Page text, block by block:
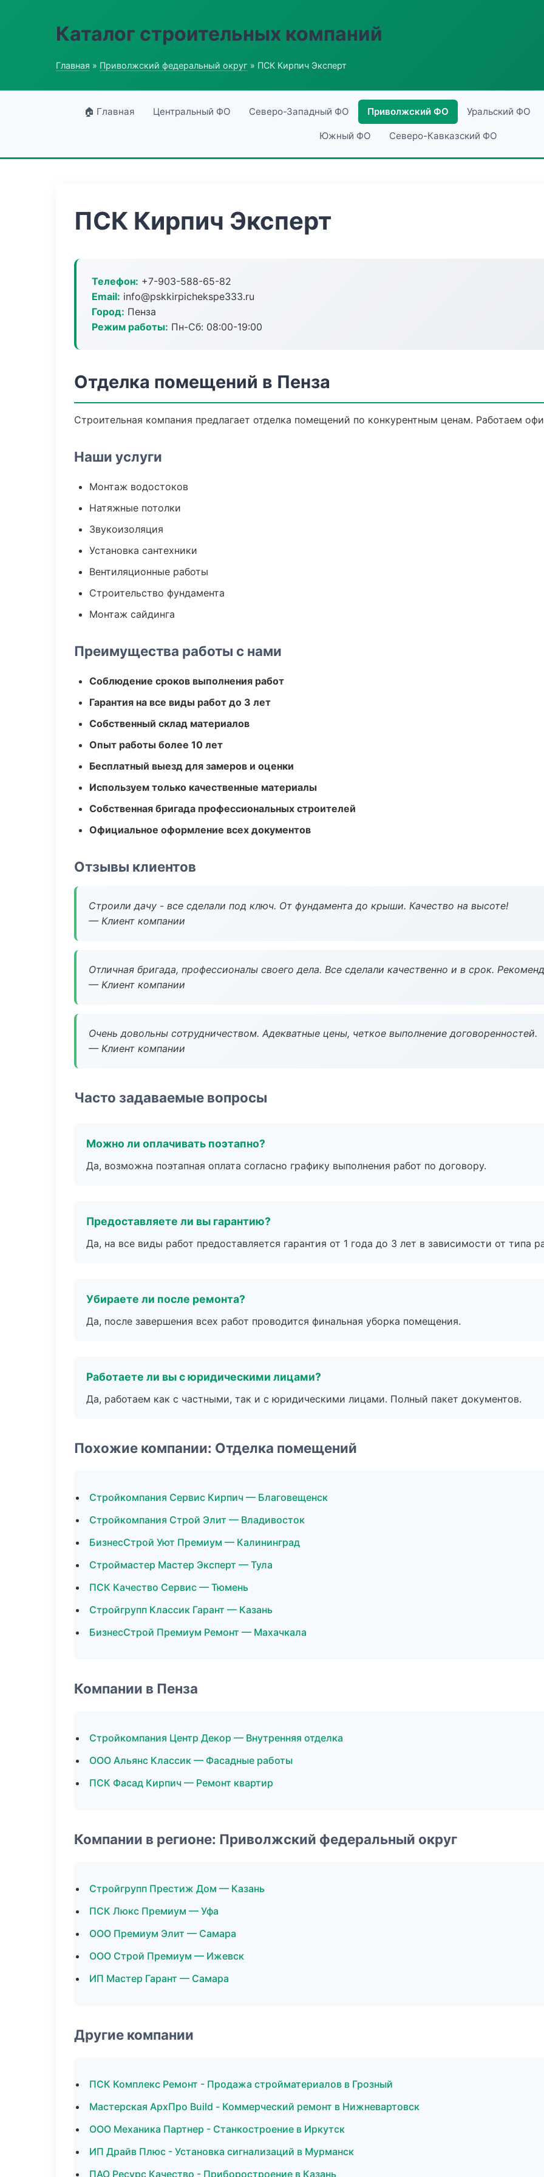
Каталог строительных компаний
Главная » Приволжский федеральный округ » ПСК Кирпич Эксперт
🏠 Главная Центральный ФО Северо-Западный ФО Приволжский ФО Уральский ФО
Южный ФО Северо-Кавказский ФО
ПСК Кирпич Эксперт
Телефон: +7-903-588-65-82
Email: info@pskkirpichekspe333.ru
Город: Пенза
Режим работы: Пн-Сб: 08:00-19:00
Отделка помещений в Пенза
Строительная компания предлагает отделка помещений по конкурентным ценам. Работаем
Наши услуги
Монтаж водостоков
Натяжные потолки
Звукоизоляция
Установка сантехники
Вентиляционные работы
Строительство фундамента
Монтаж сайдинга
Преимущества работы с нами
Соблюдение сроков выполнения работ
Гарантия на все виды работ до 3 лет
Собственный склад материалов
Опыт работы более 10 лет
Бесплатный выезд для замеров и оценки
Используем только качественные материалы
Собственная бригада профессиональных строителей
Официальное оформление всех документов
Отзывы клиентов
Строили дачу - все сделали под ключ. От фундамента до крыши. Качество на высоте!
— Клиент компании
Отличная бригада, профессионалы своего дела. Все сделали качественно и в срок.
— Клиент компании
Очень довольны сотрудничеством. Адекватные цены, четкое выполнение договоренностей.
— Клиент компании
Часто задаваемые вопросы
Можно ли оплачивать поэтапно?
Да, возможна поэтапная оплата согласно графику выполнения работ по договору.
Предоставляете ли вы гарантию?
Да, на все виды работ предоставляется гарантия от 1 года до 3 лет в зависимости от типа
Убираете ли после ремонта?
Да, после завершения всех работ проводится финальная уборка помещения.
Работаете ли вы с юридическими лицами?
Да, работаем как с частными, так и с юридическими лицами. Полный пакет документов.
Похожие компании: Отделка помещений
Стройкомпания Сервис Кирпич — Благовещенск
Стройкомпания Строй Элит — Владивосток
БизнесСтрой Уют Премиум — Калининград
Строймастер Мастер Эксперт — Тула
ПСК Качество Сервис — Тюмень
Стройгрупп Классик Гарант — Казань
БизнесСтрой Премиум Ремонт — Махачкала
Компании в Пенза
Стройкомпания Центр Декор — Внутренняя отделка
ООО Альянс Классик — Фасадные работы
ПСК Фасад Кирпич — Ремонт квартир
Компании в регионе: Приволжский федеральный округ
Стройгрупп Престиж Дом — Казань
ПСК Люкс Премиум — Уфа
ООО Премиум Элит — Самара
ООО Строй Премиум — Ижевск
ИП Мастер Гарант — Самара
Другие компании
ПСК Комплекс Ремонт - Продажа стройматериалов в Грозный
Мастерская АрхПро Build - Коммерческий ремонт в Нижневартовск
ООО Механика Партнер - Станкостроение в Иркутск
ИП Драйв Плюс - Установка сигнализаций в Мурманск
ПАО Ресурс Качество - Приборостроение в Казань